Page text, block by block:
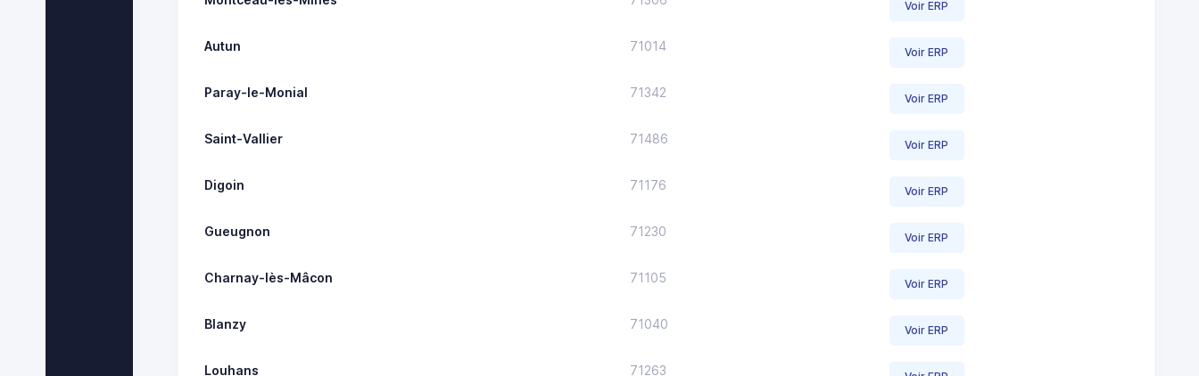
Voir ERP
Autun 71014 Voir ERP
Paray-le-Monial 71342 Voir ERP
Saint-Vallier 71486 Voir ERP
Digoin 71176 Voir ERP
Gueugnon 71230 Voir ERP
Charnay-lès-Mâcon 71105 Voir ERP
Blanzy 71040 Voir ERP
Louhans 71263